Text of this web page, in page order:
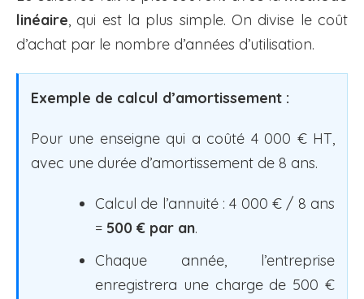
linéaire, qui est la plus simple. On divise le coût
d’achat par le nombre d’années d’utilisation.
Exemple de calcul d’amortissement :
Pour une enseigne qui a coûté 4 000 € HT,
avec une durée d’amortissement de 8 ans.
Calcul de l’annuité : 4 000 € / 8 ans
= 500 € par an.
Chaque année, l’entreprise
enregistrera une charge de 500 €